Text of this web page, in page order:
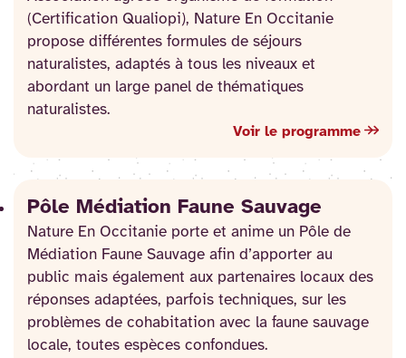
(Certification Qualiopi), Nature En Occitanie
propose différentes formules de séjours
naturalistes, adaptés à tous les niveaux et
abordant un large panel de thématiques
naturalistes.
Voir le programme
Pôle Médiation Faune Sauvage
Nature En Occitanie porte et anime un Pôle de
Médiation Faune Sauvage afin d’apporter au
public mais également aux partenaires locaux des
réponses adaptées, parfois techniques, sur les
problèmes de cohabitation avec la faune sauvage
locale, toutes espèces confondues.